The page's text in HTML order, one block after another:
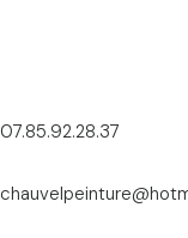
07.85.92.28.37